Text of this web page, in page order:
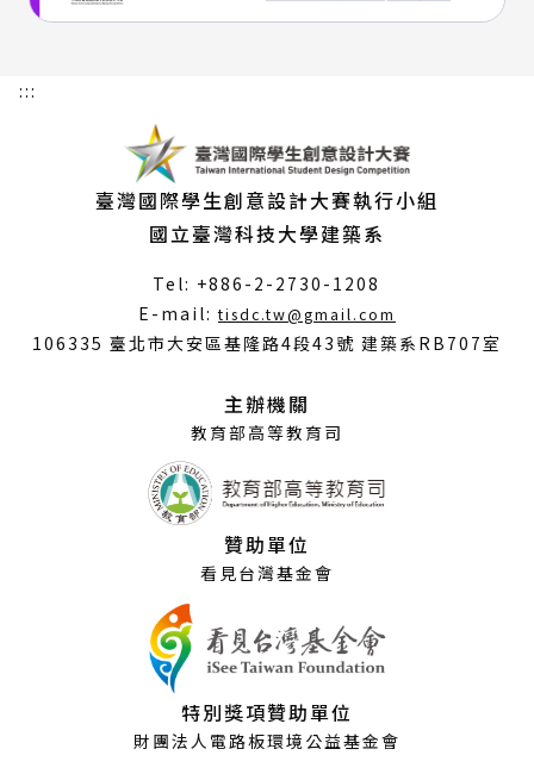
:::
臺灣國際學生創意設計大賽執行小組
國立臺灣科技大學建築系
Tel: +886-2-2730-1208
E-mail:tisdc.tw@gmail.com
開
106335 臺北市大安區基隆路4段43號 建築系RB707室
主辦機關
教育部高等教育司
贊助單位
看見台灣基金會
特別獎項贊助單位
財團法人電路板環境公益基金會